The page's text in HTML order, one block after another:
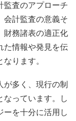
監査のアプローチ
会計監査の意義そ
財務諸表の適正化
た情報や発見を伝
ります。
多く、現行の制
なっています。し
ーを十分に活用し